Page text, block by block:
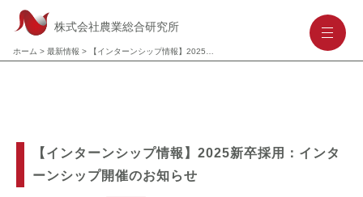
株式会社農業総合研究所
ホーム > 最新情報 >
--
【インターンシップ情報】2025新卒採用：インタ
ーンシップ開催のお知らせ